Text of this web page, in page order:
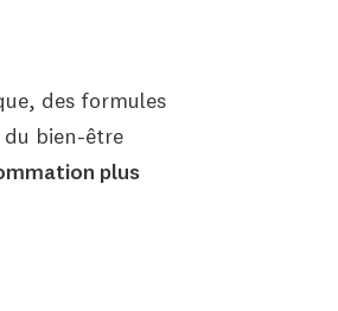
des formules
du bien-être
plus